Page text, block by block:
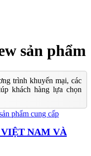
sản phẩm
trình khuyến mại, các
khách hàng lựa chọn
NAM VÀ